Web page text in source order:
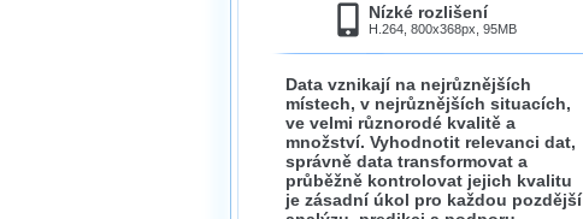
Nízké rozlišení
H.264, 800x368px, 95MB
Data vznikají na nejrůznějších
místech, v nejrůznějších situacích,
ve velmi různorodé kvalitě a
množství. Vyhodnotit relevanci dat,
správně data transformovat a
průběžně kontrolovat jejich kvalitu
je zásadní úkol pro každou pozdější